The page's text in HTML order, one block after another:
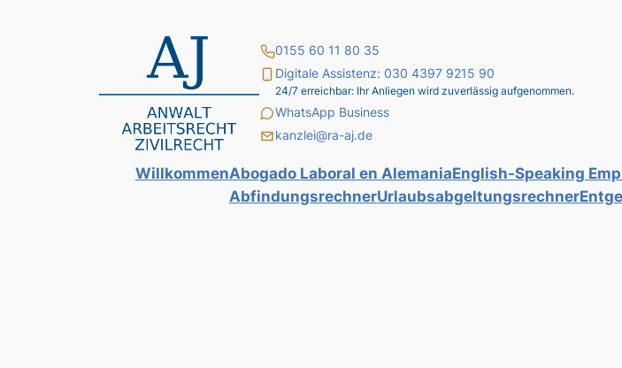
0155 60 11 80 35
Digitale Assistenz: 030 4397 9215 90
24/7 erreichbar: Ihr Anliegen wird zuverlässig aufgenommen.
WhatsApp Business
kanzlei@ra-aj.de
WillkommenAbogado Laboral en AlemaniaEnglish-Speaking
AbfindungsrechnerUrlaubsabgeltungsrechner